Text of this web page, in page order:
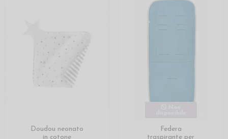
Doudou neonato
in cotone
Federa
traspirante per